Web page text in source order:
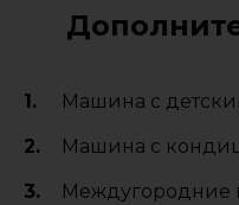
Машина с
Машина с
Междугородние